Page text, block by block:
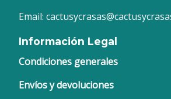
Email:
Información Legal
Condiciones generales
Envíos y devoluciones